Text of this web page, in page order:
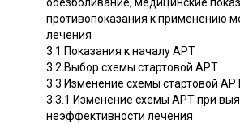
противопоказания к применению
лечения
3.1 Показания к началу АРТ
3.2 Выбор схемы стартовой АРТ
3.3 Изменение схемы стартовой
3.3.1 Изменение схемы АРТ при
неэффективности лечения